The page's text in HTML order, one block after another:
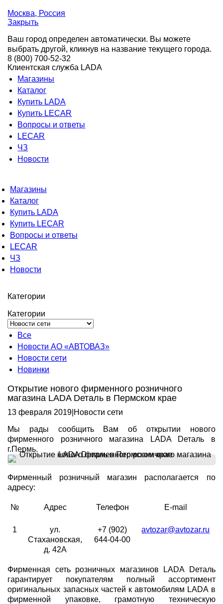
Москва, Россия
Закрыть
Ваш город определен автоматически. Вы можете
выбрать другой, кликнув на название текущего города.
8 (800) 700-52-32
Клиентская служба LADA
Магазины
Каталог
Купить LADA
Купить LECAR
Вопросы и ответы
LECAR
ЧЗ
Новости
Магазины
Каталог
Купить LADA
Купить LECAR
Вопросы и ответы
LECAR
ЧЗ
Новости
Категории
Категории
Все
Новости АО «АВТОВАЗ»
Новости сети
Новинки
Открытие нового фирменного розничного
магазина LADA Dеталь в Пермском крае
13 февраля 2019 Новости сети
Мы рады сообщить Вам об открытии нового
фирменного розничного магазина LADA Dеталь в
г.Пермь.
Фирменный розничный магазин располагается по
адресу:
№ Адрес Телефон E-mail
1
ул.
Стахановская,
д. 42А
+7 (902)
644-04-00
avtozar@avtozar.ru
Фирменная сеть розничных магазинов LADA Dеталь
гарантирует покупателям полный ассортимент
оригинальных запасных частей к автомобилям LADA в
фирменной упаковке, грамотную техническую